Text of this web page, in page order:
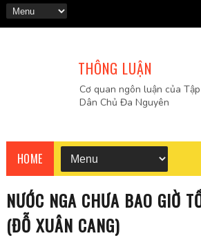
THÔNG LUẬN
Cơ quan ngôn luận của
Dân Chủ Đa Nguyên
HOME
NƯỚC NGA CHƯA BAO GIỜ
(ĐỖ XUÂN CANG)